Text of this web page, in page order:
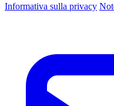
Informativa sulla privacy